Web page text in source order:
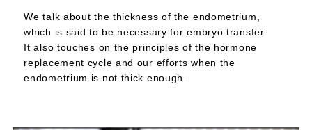
We talk about the thickness of the endometrium,
which is said to be necessary for embryo transfer.
It also touches on the principles of the hormone
replacement cycle and our efforts when the
endometrium is not thick enough.